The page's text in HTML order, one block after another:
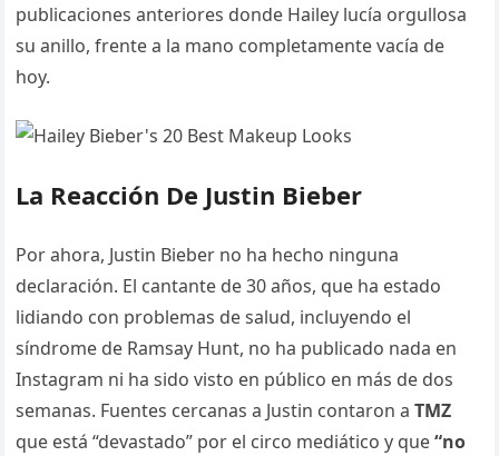
publicaciones anteriores donde Hailey lucía orgullosa
su anillo, frente a la mano completamente vacía de
hoy.
La Reacción De Justin Bieber
Por ahora, Justin Bieber no ha hecho ninguna
declaración. El cantante de 30 años, que ha estado
lidiando con problemas de salud, incluyendo el
síndrome de Ramsay Hunt, no ha publicado nada en
Instagram ni ha sido visto en público en más de dos
semanas. Fuentes cercanas a Justin contaron aTMZ
que está “devastado” por el circo mediático y que“no